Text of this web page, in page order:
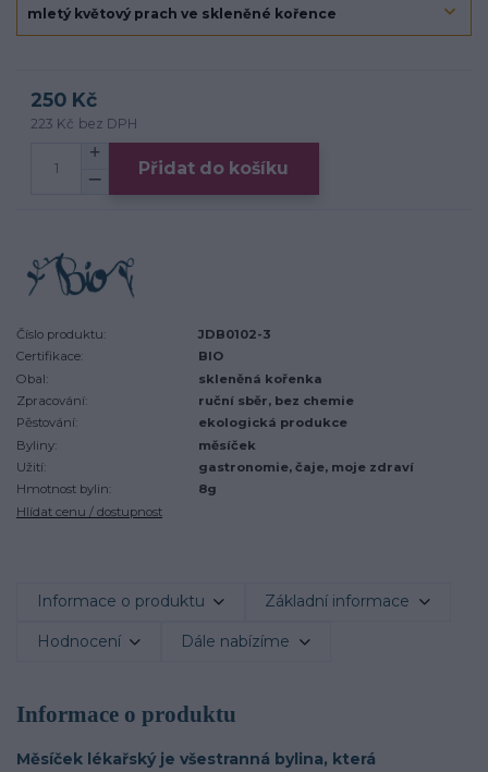
250 Kč
223 Kč bez DPH
Přidat do košíku
Číslo produktu:
JDB0102-3
Certifikace:
BIO
Obal:
skleněná kořenka
Zpracování:
ruční sběr, bez chemie
Pěstování:
ekologická produkce
Byliny:
měsíček
Užití:
gastronomie, čaje, moje zdraví
Hmotnost bylin:
8g
Hlídat cenu / dostupnost
Informace o produktu Základní informace
Hodnocení Dále nabízíme
Informace o produktu
Měsíček lékařský je všestranná bylina, která